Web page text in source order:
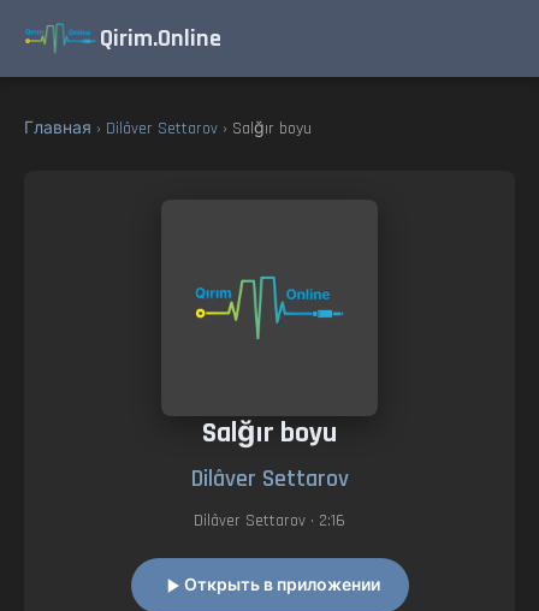
Qirim.Online
Главная › Dilâver Settarov › Salğır boyu
Salğır boyu
Dilâver Settarov
Dilâver Settarov • 2:16
Открыть в приложении